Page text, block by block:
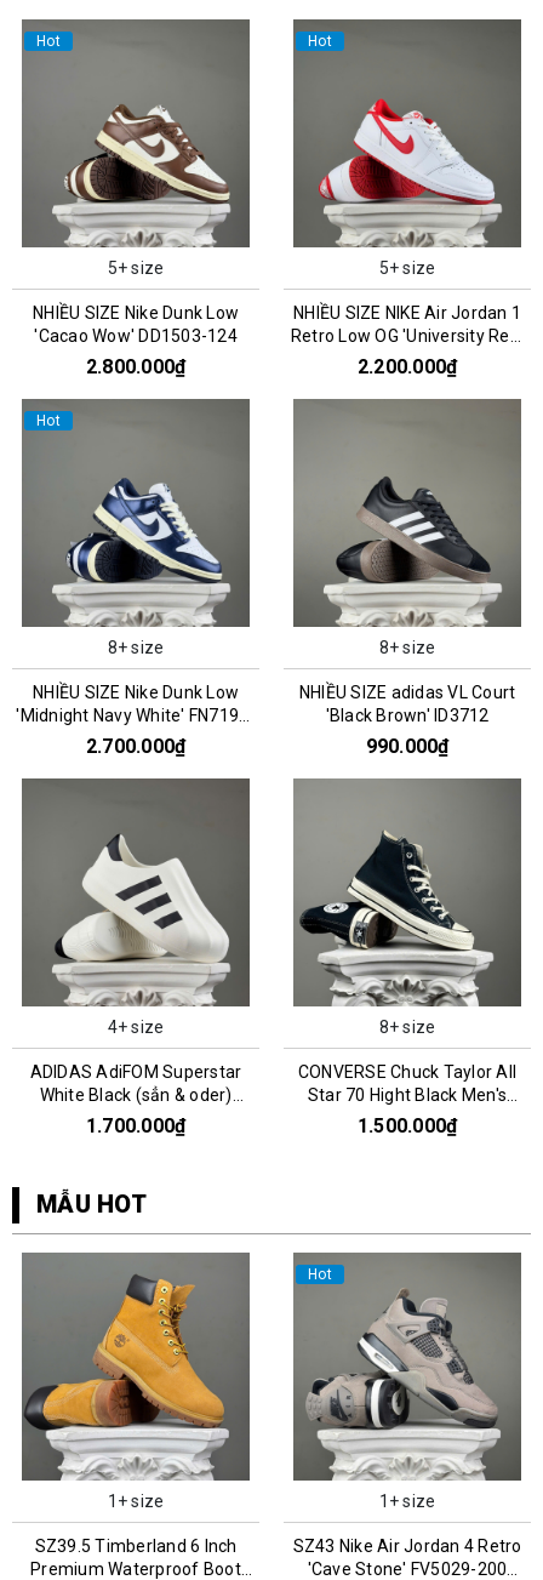
Hot
5+ size
NHIỀU SIZE Nike Dunk Low
'Cacao Wow' DD1503-124
2.800.000₫
Hot
5+ size
NHIỀU SIZE NIKE Air Jordan 1
Retro Low OG 'University Red'
CZ0790-161
2.200.000₫
Hot
8+ size
NHIỀU SIZE Nike Dunk Low
'Midnight Navy White' FN7197-
100
2.700.000₫
8+ size
NHIỀU SIZE adidas VL Court
'Black Brown' ID3712
990.000₫
4+ size
ADIDAS AdiFOM Superstar
White Black (sẳn & oder)
HQ8750
1.700.000₫
8+ size
CONVERSE Chuck Taylor All
Star 70 Hight Black Men's
162050C
1.500.000₫
MẪU HOT
1+ size
SZ39.5 Timberland 6 Inch
Premium Waterproof Boot
Hot
1+ size
SZ43 Nike Air Jordan 4 Retro
'Cave Stone' FV5029-200